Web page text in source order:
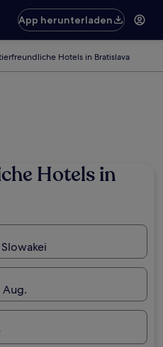
App herunterladen
Hotels in Bratislava
Hotels in
Aug.